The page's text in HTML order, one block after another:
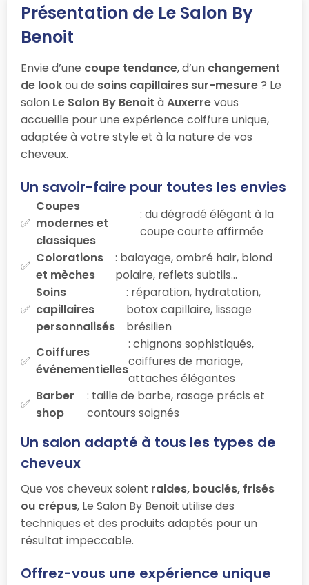
Présentation de Le Salon By
Benoit
Envie d’une coupe tendance, d’un changement
de lookou de soins capillaires sur-mesure? Le
salon Le Salon By Benoit àAuxerrevous
accueille pour une expérience coiffure unique,
adaptée à votre style et à la nature de vos
cheveux.
Un savoir-faire pour toutes les envies
Coupes
modernes et
classiques
: du dégradé élégant à la
coupe courte affirmée
Colorations
et mèches
: balayage, ombré hair, blond
polaire, reflets subtils…
Soins
capillaires
personnalisés
: réparation, hydratation,
botox capillaire, lissage
brésilien
Coiffures
événementielles
: chignons sophistiqués,
coiffures de mariage,
attaches élégantes
Barber
shop
: taille de barbe, rasage précis et
contours soignés
Un salon adapté à tous les types de
cheveux
Que vos cheveux soient raides, bouclés, frisés
ou crépus, Le Salon By Benoit utilise des
techniques et des produits adaptés pour un
résultat impeccable.
Offrez-vous une expérience unique